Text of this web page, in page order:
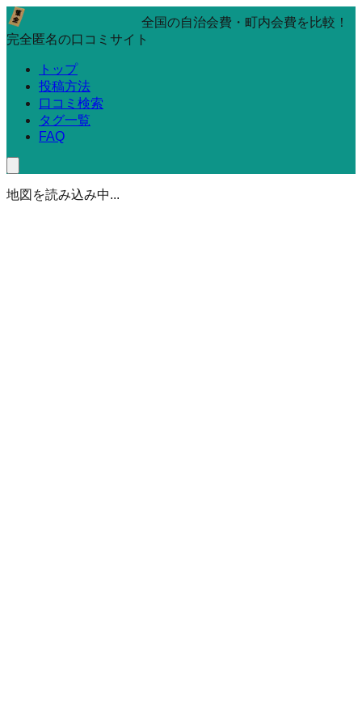
全国の自治会費・町内会費を比較！
完全匿名の口コミサイト
トップ
投稿方法
口コミ検索
タグ一覧
FAQ
地図を読み込み中...